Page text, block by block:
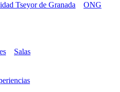
Tseyor de Granada
ONG
Salas